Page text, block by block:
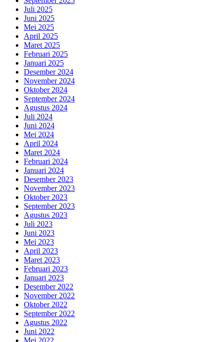
Juli 2025
Juni 2025
Mei 2025
April 2025
Maret 2025
Februari 2025
Januari 2025
Desember 2024
November 2024
Oktober 2024
September 2024
Agustus 2024
Juli 2024
Juni 2024
Mei 2024
April 2024
Maret 2024
Februari 2024
Januari 2024
Desember 2023
November 2023
Oktober 2023
September 2023
Agustus 2023
Juli 2023
Juni 2023
Mei 2023
April 2023
Maret 2023
Februari 2023
Januari 2023
Desember 2022
November 2022
Oktober 2022
September 2022
Agustus 2022
Juni 2022
Mei 2022